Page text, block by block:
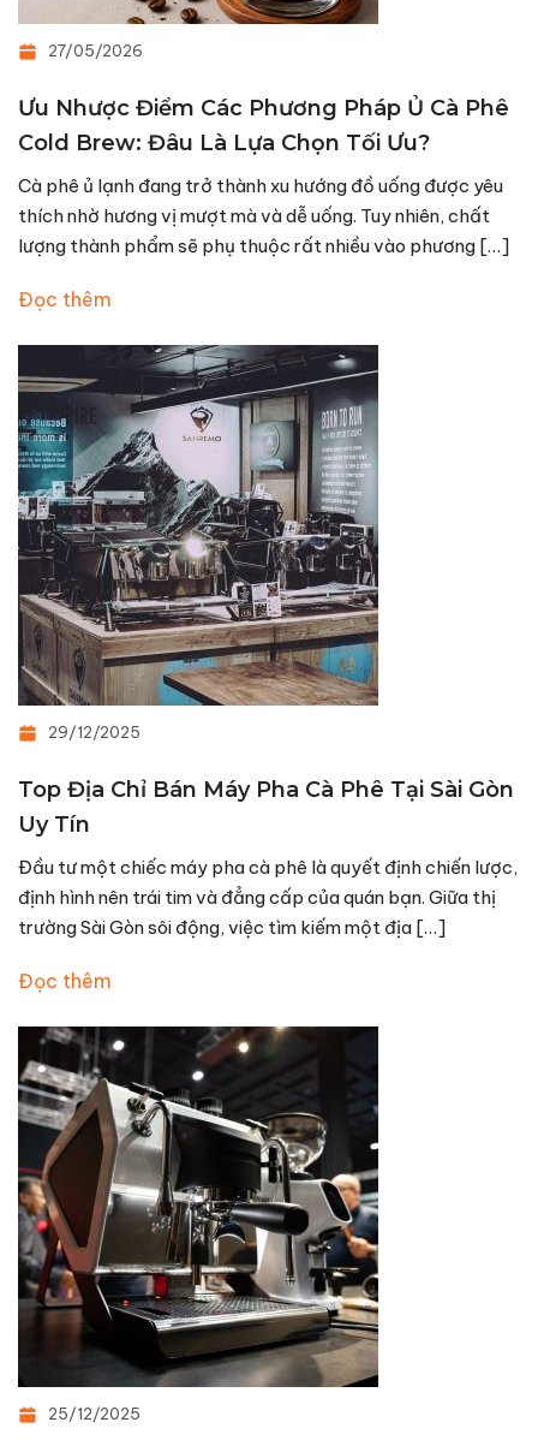
27/05/2026
Ưu Nhược Điểm Các Phương Pháp Ủ Cà Phê
Cold Brew: Đâu Là Lựa Chọn Tối Ưu?
Cà phê ủ lạnh đang trở thành xu hướng đồ uống được yêu
thích nhờ hương vị mượt mà và dễ uống. Tuy nhiên, chất
lượng thành phẩm sẽ phụ thuộc rất nhiều vào phương […]
Đọc thêm
29/12/2025
Top Địa Chỉ Bán Máy Pha Cà Phê Tại Sài Gòn
Uy Tín
Đầu tư một chiếc máy pha cà phê là quyết định chiến lược,
định hình nên trái tim và đẳng cấp của quán bạn. Giữa thị
trường Sài Gòn sôi động, việc tìm kiếm một địa […]
Đọc thêm
25/12/2025